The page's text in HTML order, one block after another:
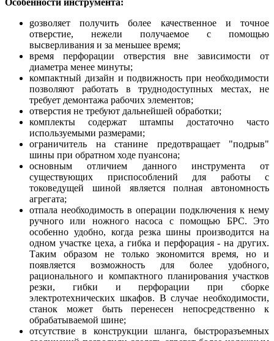
gозволяет получить более качественное и точное
отверстие, нежели получаемое с помощью
высверливания и за меньшее время;
время перфорации отверстия вне зависимости от
диаметра менее минуты;
компактный дизайн и подвижность при необходимости
позволяют работать в труднодоступных местах, не
требует демонтажа рабочих элементов;
отверстия не требуют дальнейшей обработки;
комплекты содержат штампы достаточно часто
используемыми размерами;
ограничитель на станине предотвращает "подрыв"
шины при обратном ходе пуансона;
основным отличием данного инструмента от
существующих приспособлений для работы с
токоведущей шиной является полная автономность
агрегата;
отпала необходимость в операции подключения к нему
ручного или ножного насоса с помощью БРС. Это
особенно удобно, когда резка шины производится на
одном участке цеха, а гибка и перфорация - на других.
Таким образом не только экономится время, но и
появляется возможность для более удобного,
рационального и компактного планирования участков
резки, гибки и перфорации при сборке
электротехнических шкафов. В случае необходимости,
станок может быть перенесен непосредственно к
обрабатываемой шине;
отсутствие в конструкции шланга, быстроразъемных